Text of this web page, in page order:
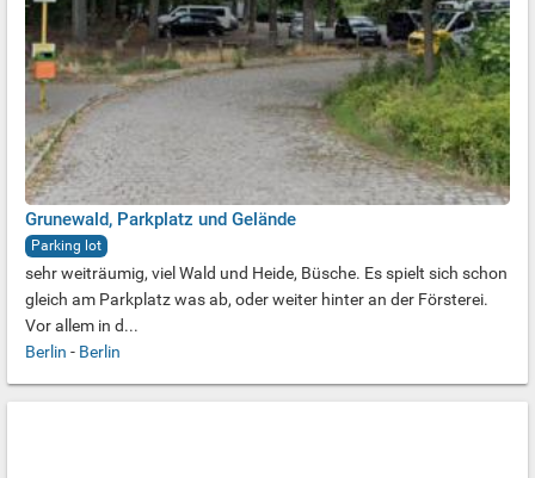
Grunewald, Parkplatz und Gelände
Parking lot
sehr weiträumig, viel Wald und Heide, Büsche. Es spielt sich schon
gleich am Parkplatz was ab, oder weiter hinter an der Försterei.
Vor allem in d...
Berlin - Berlin